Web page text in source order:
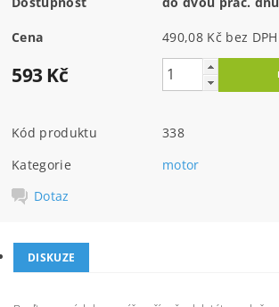
Cena 490,08 Kč bez DPH
593 Kč
Kód produktu
338
Kategorie
motor
Dotaz
DISKUZE